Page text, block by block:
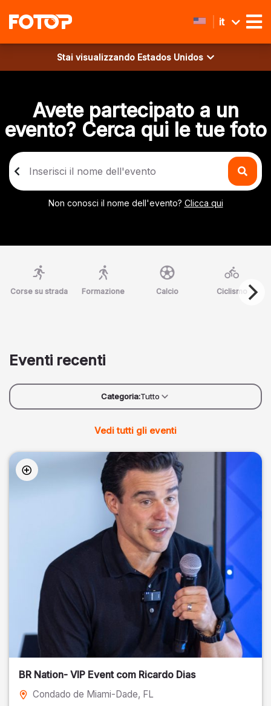
it
Stai visualizzando Estados Unidos
Avete partecipato a un
evento? Cerca qui le tue foto
Non conosci il nome dell'evento? Clicca qui
Corse su strada Formazione Calcio Ciclismo
Eventi recenti
Categoria:Tutto
Vedi tutti gli eventi
BR Nation- VIP Event com Ricardo Dias
Condado de Miami-Dade, FL